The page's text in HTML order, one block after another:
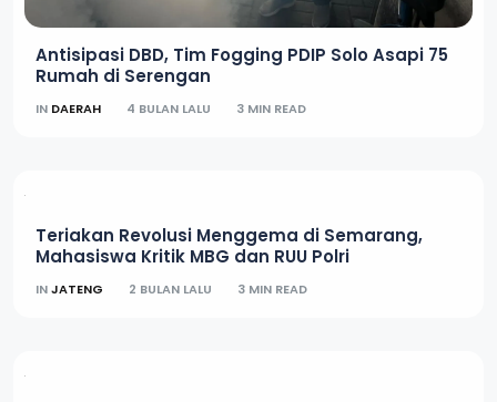
Antisipasi DBD, Tim Fogging PDIP Solo Asapi 75
Rumah di Serengan
IN DAERAH 4 BULAN LALU 3 MIN READ
Teriakan Revolusi Menggema di Semarang,
Mahasiswa Kritik MBG dan RUU Polri
INJATENG 2 BULAN LALU 3 MIN READ